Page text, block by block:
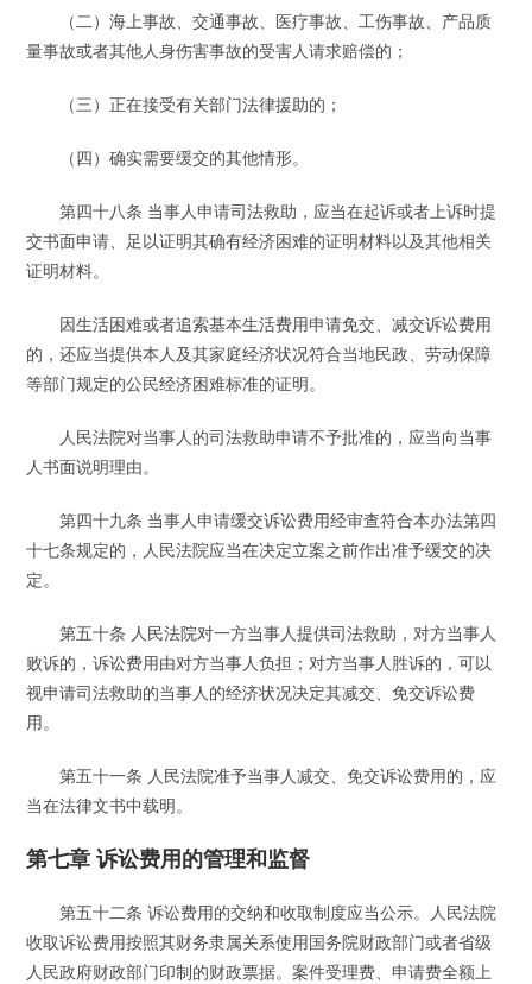
（二）海上事故、交通事故、医疗事故、工伤事故、产品质
量事故或者其他人身伤害事故的受害人请求赔偿的；
（三）正在接受有关部门法律援助的；
（四）确实需要缓交的其他情形。
第四十八条 当事人申请司法救助，应当在起诉或者上诉时提
交书面申请、足以证明其确有经济困难的证明材料以及其他相关
证明材料。
因生活困难或者追索基本生活费用申请免交、减交诉讼费用
的，还应当提供本人及其家庭经济状况符合当地民政、劳动保障
等部门规定的公民经济困难标准的证明。
人民法院对当事人的司法救助申请不予批准的，应当向当事
人书面说明理由。
第四十九条 当事人申请缓交诉讼费用经审查符合本办法第四
十七条规定的，人民法院应当在决定立案之前作出准予缓交的决
定。
第五十条 人民法院对一方当事人提供司法救助，对方当事人
败诉的，诉讼费用由对方当事人负担；对方当事人胜诉的，可以
视申请司法救助的当事人的经济状况决定其减交、免交诉讼费
用。
第五十一条 人民法院准予当事人减交、免交诉讼费用的，应
当在法律文书中载明。
第七章 诉讼费用的管理和监督
第五十二条 诉讼费用的交纳和收取制度应当公示。人民法院
收取诉讼费用按照其财务隶属关系使用国务院财政部门或者省级
人民政府财政部门印制的财政票据。案件受理费、申请费全额上